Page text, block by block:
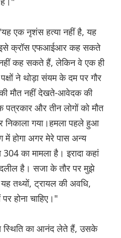
एक नृशंस हत्या नहीं है, यह
इसे क्रॉस एफआईआर कह सकते
कह सकते हैं, लेकिन वे एक ही
ने थोड़ा संयम के दम पर गौर
की मौत नहीं देखते-आवेदक की
और तीन लोगों को मौत
निकाला गया।हमला पहले हुआ
में होगा अगर मेरे पास अन्य
का मामला है। इरादा कहां
है। सजा के तौर पर मुझे
तथ्यों, ट्रायल की अवधि,
होना चाहिए।"
का आनंद लेते हैं, उसके